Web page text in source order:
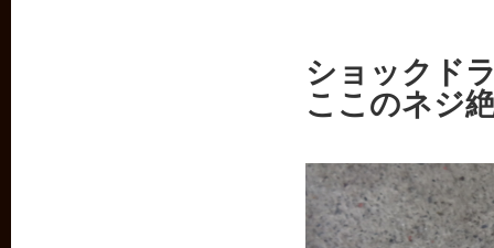
ショックド
ここのネジ